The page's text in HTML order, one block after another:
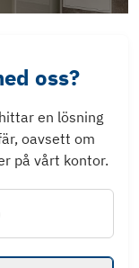
oss?
en lösning
oavsett om
på vårt kontor.